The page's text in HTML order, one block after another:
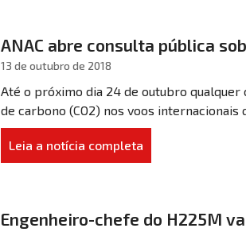
ANAC abre consulta pública
13 de outubro de 2018
Até o próximo dia 24 de outubro
de carbono (CO2) nos voos internacionais
Leia a notícia completa
Engenheiro-chefe do H225M